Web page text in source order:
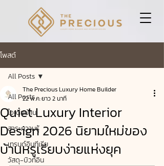
โพสต์
All Posts
ไอเดียบ้าน
สาระความรู้
เทรนด์อินทีเรีย
วัสดุ-บิวท์อิน
All Posts
Quiet Luxury Interior
Design 2026 นิยามใหม่ของ
บ้านหรูเรียบง่ายแห่งยุค
The Precious Luxury Home Builder
22 พ.ค.ยาว 2 นาที